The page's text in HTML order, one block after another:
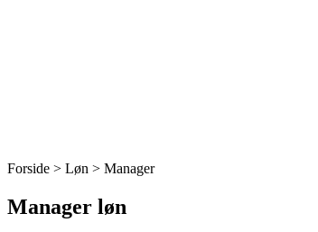
Forside > Løn > Manager
Manager løn